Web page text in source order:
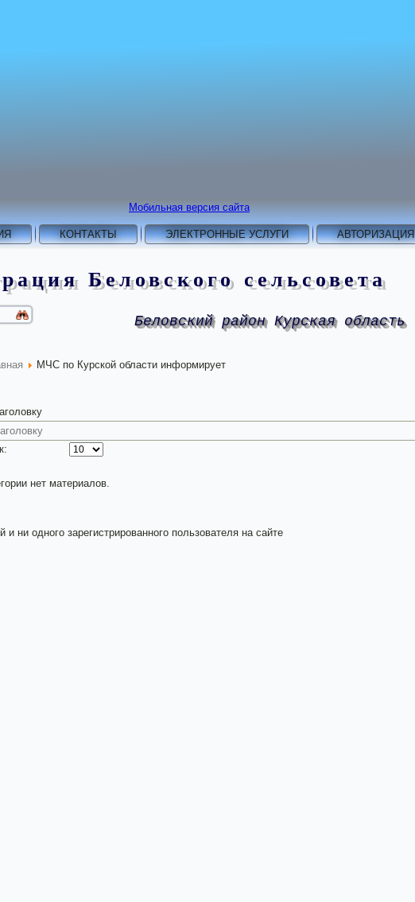
Мобильная версия сайта
КОНТАКТЫ ЭЛЕКТРОННЫЕ УСЛУГИ АВТОРИЗАЦИЯ
Беловского сельсовета
Беловский район Курская область
МЧС по Курской области информирует
нет материалов.
и ни одного зарегистрированного пользователя на сайте